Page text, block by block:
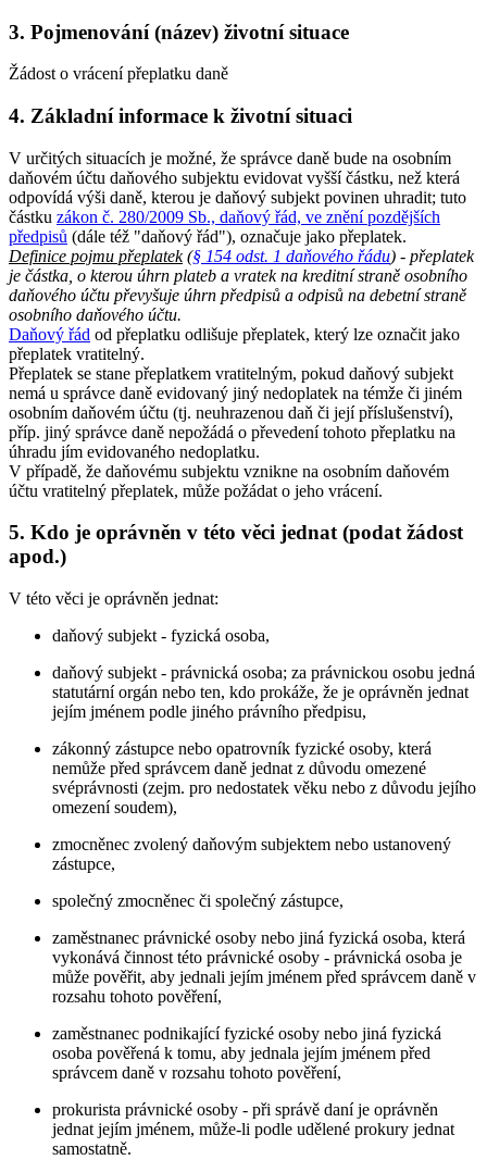
3. Pojmenování (název) životní situace
Žádost o vrácení přeplatku daně
4. Základní informace k životní situaci
V určitých situacích je možné, že správce daně bude na osobním
daňovém účtu daňového subjektu evidovat vyšší částku, než která
odpovídá výši daně, kterou je daňový subjekt povinen uhradit; tuto
částku zákon č. 280/2009 Sb., daňový řád, ve znění pozdějších
předpisů (dále též "daňový řád"), označuje jako přeplatek.
Definice pojmu přeplatek(§ 154 odst. 1 daňového řádu) - přeplatek
je částka, o kterou úhrn plateb a vratek na kreditní straně osobního
daňového účtu převyšuje úhrn předpisů a odpisů na debetní straně
osobního daňového účtu.
Daňový řád od přeplatku odlišuje přeplatek, který lze označit jako
přeplatek vratitelný.
Přeplatek se stane přeplatkem vratitelným, pokud daňový subjekt
nemá u správce daně evidovaný jiný nedoplatek na témže či jiném
osobním daňovém účtu (tj. neuhrazenou daň či její příslušenství),
příp. jiný správce daně nepožádá o převedení tohoto přeplatku na
úhradu jím evidovaného nedoplatku.
V případě, že daňovému subjektu vznikne na osobním daňovém
účtu vratitelný přeplatek, může požádat o jeho vrácení.
5. Kdo je oprávněn v této věci jednat (podat žádost
apod.)
V této věci je oprávněn jednat:
daňový subjekt - fyzická osoba,
daňový subjekt - právnická osoba; za právnickou osobu jedná
statutární orgán nebo ten, kdo prokáže, že je oprávněn jednat
jejím jménem podle jiného právního předpisu,
zákonný zástupce nebo opatrovník fyzické osoby, která
nemůže před správcem daně jednat z důvodu omezené
svéprávnosti (zejm. pro nedostatek věku nebo z důvodu jejího
omezení soudem),
zmocněnec zvolený daňovým subjektem nebo ustanovený
zástupce,
společný zmocněnec či společný zástupce,
zaměstnanec právnické osoby nebo jiná fyzická osoba, která
vykonává činnost této právnické osoby - právnická osoba je
může pověřit, aby jednali jejím jménem před správcem daně v
rozsahu tohoto pověření,
zaměstnanec podnikající fyzické osoby nebo jiná fyzická
osoba pověřená k tomu, aby jednala jejím jménem před
správcem daně v rozsahu tohoto pověření,
prokurista právnické osoby - při správě daní je oprávněn
jednat jejím jménem, může-li podle udělené prokury jednat
samostatně.